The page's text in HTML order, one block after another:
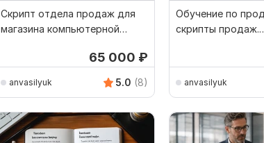
Скрипт отдела продаж для
магазина компьютерной
65 000 ₽
anvasilyuk 5.0 (8)
Обучение по
скрипты продаж.
anvasilyuk